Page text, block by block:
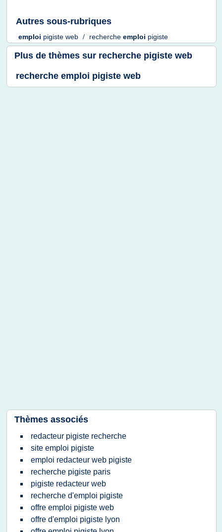
Autres sous-rubriques
emploi pigiste web / recherche emploi pigiste
Plus de thèmes sur recherche pigiste web
recherche emploi pigiste web
Thèmes associés
redacteur pigiste recherche
site emploi pigiste
emploi redacteur web pigiste
recherche pigiste paris
pigiste redacteur web
recherche d'emploi pigiste
offre emploi pigiste web
offre d'emploi pigiste lyon